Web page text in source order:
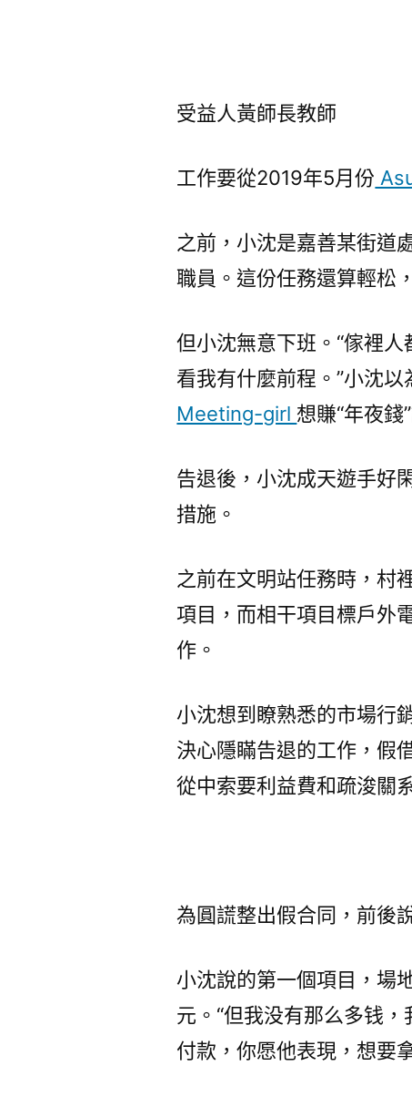
受益人黃師長教師
工作要從2019年5月份
之前，小沈是嘉善某街道
職員。這份任務還算輕松
但小沈無意下班。“傢裡
看我有什麼前程。”小沈以
Meeting-girl 想賺“年夜錢
告退後，小沈成天遊手好
措施。
之前在文明站任務時，村
項目，而相干項目標戶外
作。
小沈想到瞭熟悉的市場行
決心隱瞞告退的工作，假
從中索要利益費和疏浚關
為圓謊整出假合同，前後
小沈說的第一個項目，場
元。“但我没有那么多钱
付款，你愿他表現，想要